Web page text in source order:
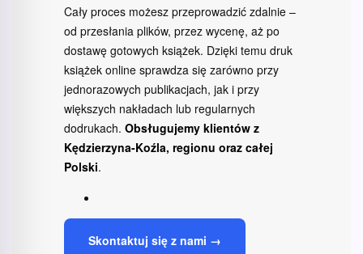
Cały proces możesz przeprowadzić zdalnie –
od przesłania plików, przez wycenę, aż po
dostawę gotowych książek. Dzięki temu druk
książek online sprawdza się zarówno przy
jednorazowych publikacjach, jak i przy
większych nakładach lub regularnych
dodrukach. Obsługujemy klientów z
Kędzierzyna-Koźla, regionu oraz całej
Polski.
Skontaktuj się z nami →